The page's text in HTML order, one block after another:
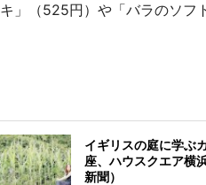
キ」（525円）や「バラのソフ
イギリスの庭に学ぶ
座、ハウスクエア横
新聞）